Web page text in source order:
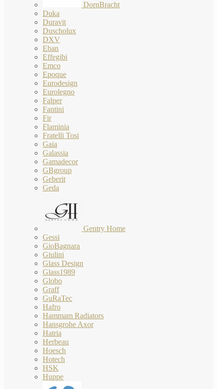
DornBracht
Duka
Duravit
Duscholux
DXV
Eban
Effegibi
Emco
Epoque
Eurodesign
Eurolegno
Falper
Fantini
Fir
Flaminia
Fratelli Tosi
Gaia
Galassia
Gamadecor
GBgroup
Geberit
Geda
Gentry Home
Gessi
GioBagnara
Giulini
Glass Design
Glass1989
Globo
Graff
GuRaTec
Hafro
Hammam Radiators
Hansgrohe Axor
Hatria
Herbeau
Hoesch
Hotech
HSK
Huppe